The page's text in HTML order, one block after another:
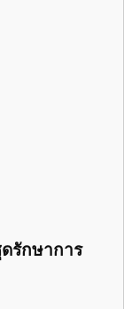
รักษาการ